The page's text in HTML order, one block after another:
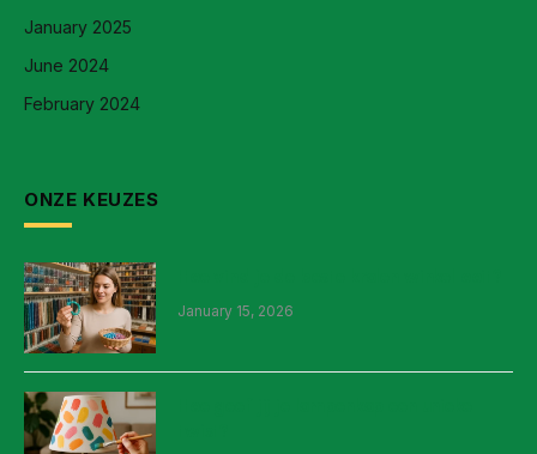
January 2025
June 2024
February 2024
ONZE KEUZES
January 15, 2026